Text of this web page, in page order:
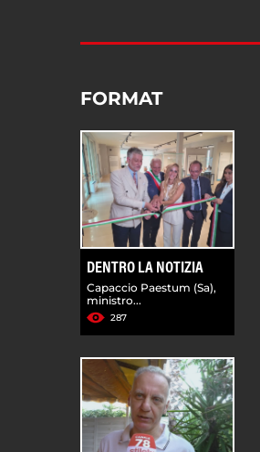
FORMAT
DENTRO LA NOTIZIA
Capaccio Paestum (Sa),
ministro...
287